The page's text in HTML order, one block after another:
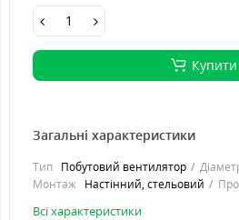
Купити
Загальні характеристики
Тип Побутовий вентилятор
Монтаж Настінний, стельовий
Всі характеристики